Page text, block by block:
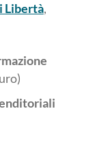
Libertà,